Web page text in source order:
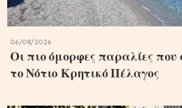
06/08/2026
Οι πιο όμορφες παραλίες που
το Νότιο Κρητικό Πέλαγος